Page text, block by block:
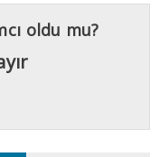
oldu mu?